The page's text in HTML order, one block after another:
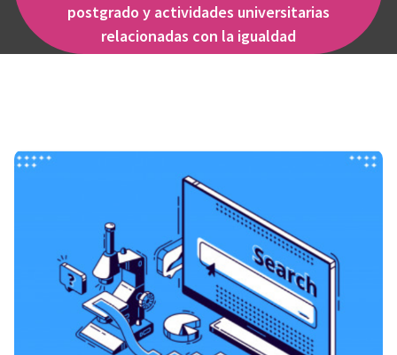
postgrado y actividades universitarias
relacionadas con la igualdad